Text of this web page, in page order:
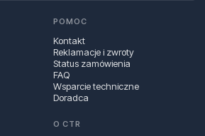
POMOC
Kontakt
Reklamacje i zwroty
Status zamówienia
FAQ
Wsparcie techniczne
Doradca
O CTR